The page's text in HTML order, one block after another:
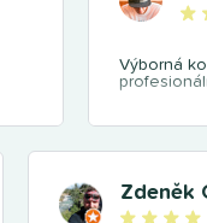
Výborná
Zdeněk